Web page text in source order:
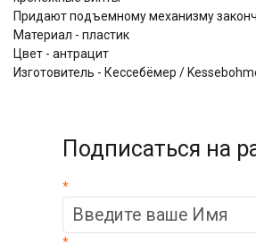
Придают подъемному механизму
Материал - пластик
Цвет - антрацит
Изготовитель - Кессебёмер /
Подписаться на
*
*